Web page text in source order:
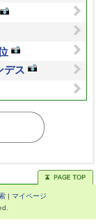
デス
| マイページ